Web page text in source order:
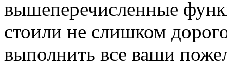
вышеперечисленные
стоили не слишком
выполнить все ваши